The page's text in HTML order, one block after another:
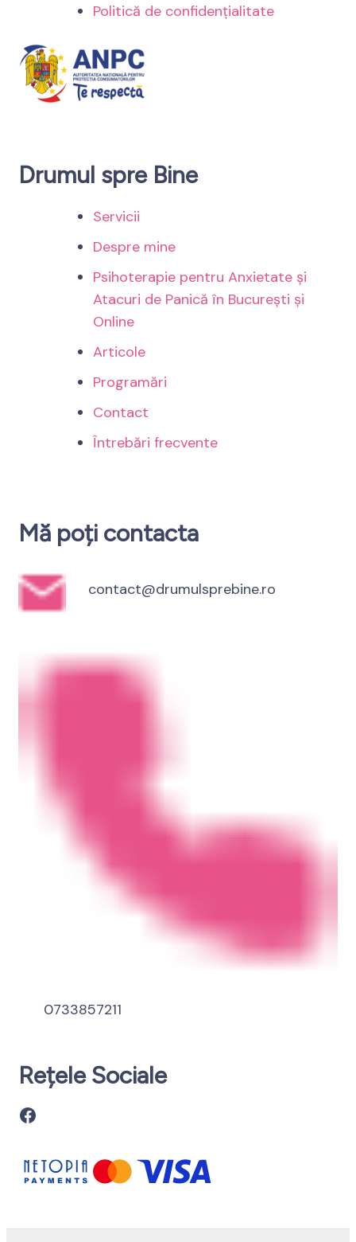
Politică de confidențialitate
Drumul spre Bine
Servicii
Despre mine
Psihoterapie pentru Anxietate și
Atacuri de Panică în București și
Online
Articole
Programări
Contact
Întrebări frecvente
Mă poți contacta
contact@drumulsprebine.ro
0733857211
Rețele Sociale
Facebook